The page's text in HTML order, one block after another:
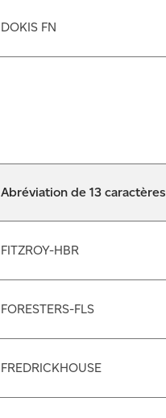
DOKIS FN
Abréviation de 13 caractères
FITZROY-HBR
FORESTERS-FLS
FREDRICKHOUSE